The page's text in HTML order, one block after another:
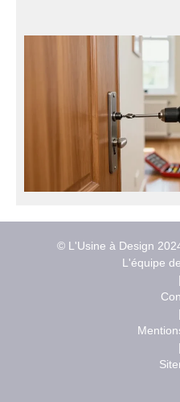
© L'Usine à Design
L'équipe
|
|
|